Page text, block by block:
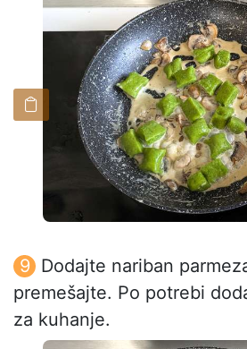
Dodajte nariban
premešajte. Po potrebi
za kuhanje.